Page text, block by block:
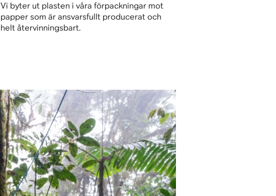
Vi byter ut plasten i våra förpackningar mot
papper som är ansvarsfullt producerat och
helt återvinningsbart.